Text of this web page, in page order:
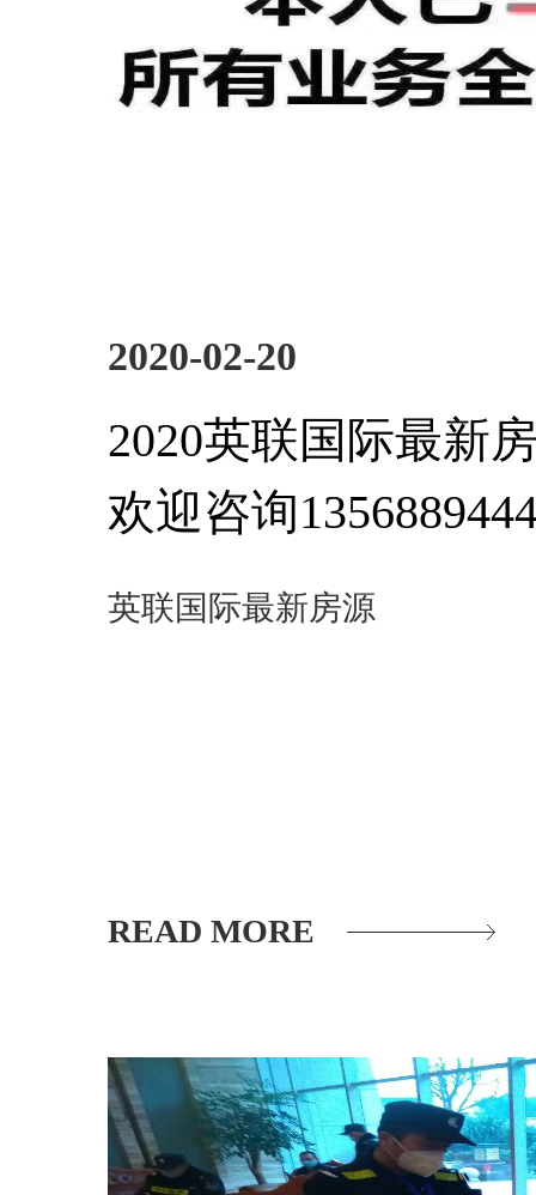
2020-02-20
2020英联国际最新
欢迎咨询
英联国际最新房源
READ MORE